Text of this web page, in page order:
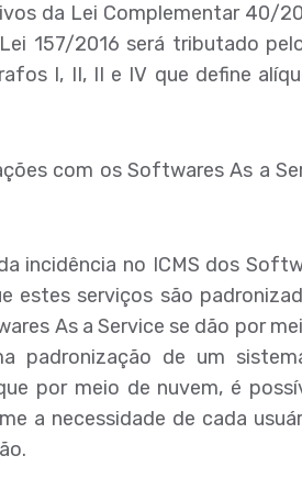
da Lei Complementar 40/
157/2016 será tributado
I, II, II e IV que define
com os Softwares As a
incidência no ICMS dos
estes serviços são
As a Service se dão por
padronização de um
por meio de nuvem, é
a necessidade de cada